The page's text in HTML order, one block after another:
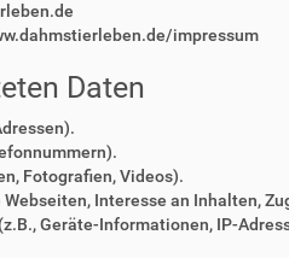
impressum
Daten
Fotografien, Videos).
Interesse an Inhalten,
Geräte-Informationen, IP-